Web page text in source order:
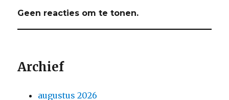
Geen reacties om te tonen.
Archief
augustus 2026